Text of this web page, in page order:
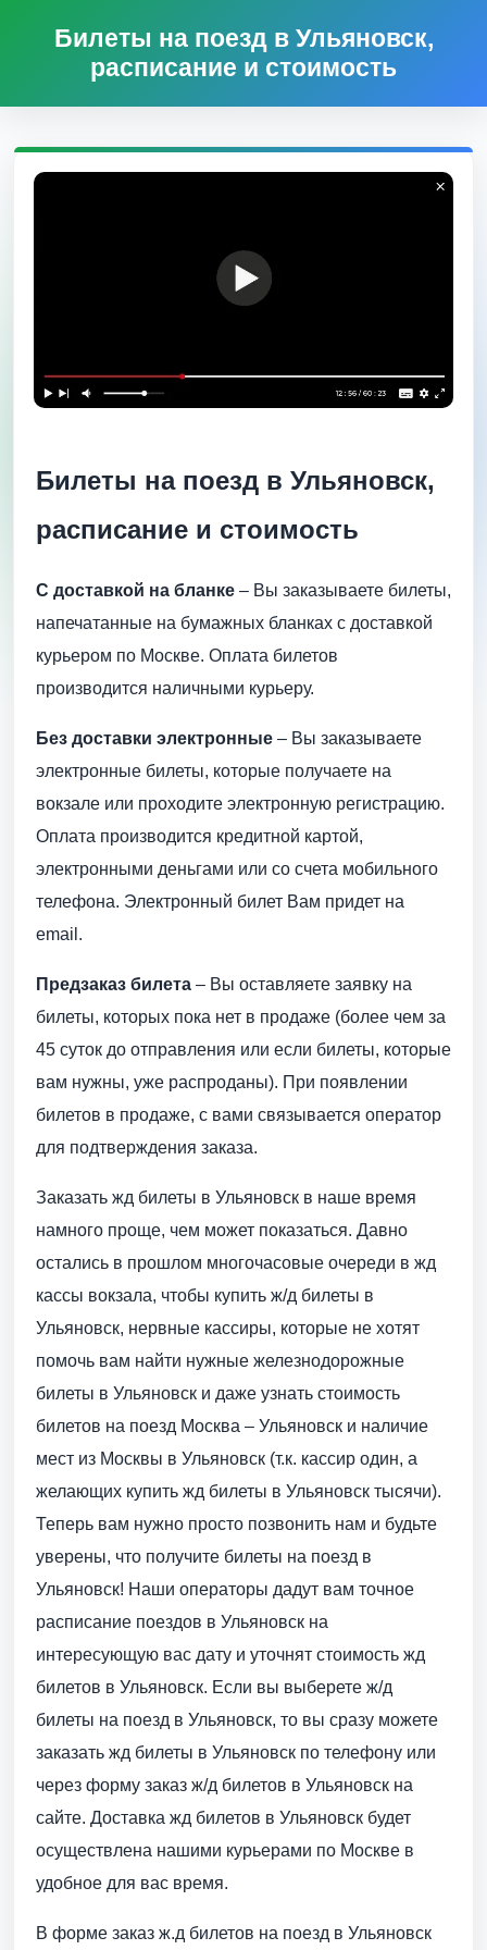
Билеты на поезд в Ульяновск,
расписание и стоимость
Билеты на поезд в Ульяновск,
расписание и стоимость
С доставкой на бланке – Вы заказываете билеты,
напечатанные на бумажных бланках с доставкой
курьером по Москве. Оплата билетов
производится наличными курьеру.
Без доставки электронные – Вы заказываете
электронные билеты, которые получаете на
вокзале или проходите электронную регистрацию.
Оплата производится кредитной картой,
электронными деньгами или со счета мобильного
телефона. Электронный билет Вам придет на
email.
Предзаказ билета – Вы оставляете заявку на
билеты, которых пока нет в продаже (более чем за
45 суток до отправления или если билеты, которые
вам нужны, уже распроданы). При появлении
билетов в продаже, с вами связывается оператор
для подтверждения заказа.
Заказать жд билеты в Ульяновск в наше время
намного проще, чем может показаться. Давно
остались в прошлом многочасовые очереди в жд
кассы вокзала, чтобы купить ж/д билеты в
Ульяновск, нервные кассиры, которые не хотят
помочь вам найти нужные железнодорожные
билеты в Ульяновск и даже узнать стоимость
билетов на поезд Москва – Ульяновск и наличие
мест из Москвы в Ульяновск (т.к. кассир один, а
желающих купить жд билеты в Ульяновск тысячи).
Теперь вам нужно просто позвонить нам и будьте
уверены, что получите билеты на поезд в
Ульяновск! Наши операторы дадут вам точное
расписание поездов в Ульяновск на
интересующую вас дату и уточнят стоимость жд
билетов в Ульяновск. Если вы выберете ж/д
билеты на поезд в Ульяновск, то вы сразу можете
заказать жд билеты в Ульяновск по телефону или
через форму заказ ж/д билетов в Ульяновск на
сайте. Доставка жд билетов в Ульяновск будет
осуществлена нашими курьерами по Москве в
удобное для вас время.
В форме заказ ж.д билетов на поезд в Ульяновск